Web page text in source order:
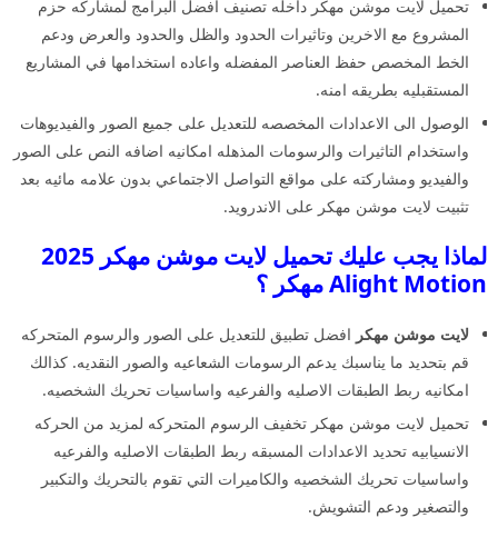
تحميل لايت موشن مهكر داخله تصنيف افضل البرامج لمشاركه حزم
المشروع مع الاخرين وتاثيرات الحدود والظل والحدود والعرض ودعم
الخط المخصص حفظ العناصر المفضله واعاده استخدامها في المشاريع
المستقبليه بطريقه امنه.
الوصول الى الاعدادات المخصصه للتعديل على جميع الصور والفيديوهات
واستخدام التاثيرات والرسومات المذهله امكانيه اضافه النص على الصور
والفيديو ومشاركته على مواقع التواصل الاجتماعي بدون علامه مائيه بعد
تثبيت لايت موشن مهكر على الاندرويد.
لماذا يجب عليك تحميل لايت موشن مهكر 2025
Alight Motion مهكر ؟
لايت موشن مهكر افضل تطبيق للتعديل على الصور والرسوم المتحركه
قم بتحديد ما يناسبك يدعم الرسومات الشعاعيه والصور النقديه. كذالك
امكانيه ربط الطبقات الاصليه والفرعيه واساسيات تحريك الشخصيه.
تحميل لايت موشن مهكر تخفيف الرسوم المتحركه لمزيد من الحركه
الانسيابيه تحديد الاعدادات المسبقه ربط الطبقات الاصليه والفرعيه
واساسيات تحريك الشخصيه والكاميرات التي تقوم بالتحريك والتكبير
والتصغير ودعم التشويش.